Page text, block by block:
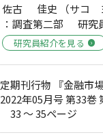
佐古 佳史 （サコ
：調査第二部 研究
研究員紹介を見る
定期刊行物 『金融市場
2022年05月号 第33巻
33 ～ 35ページ